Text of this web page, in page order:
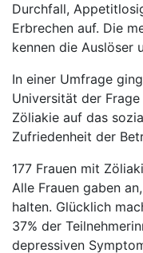
Durchfall,
Erbrechen auf. Die
kennen die Auslöser
In einer Umfrage
Universität der
Zöliakie auf das
Zufriedenheit der
177 Frauen mit
Alle Frauen gaben
halten. Glücklich
37% der
depressiven